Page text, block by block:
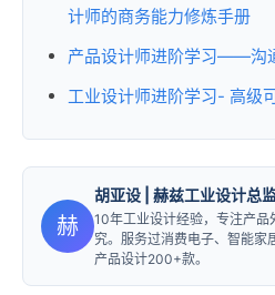
计师的商务能力修炼手册
产品设计师进阶学习——沟
工业设计师进阶学习- 高级
赫
胡亚设 | 赫兹工业设计总
10年工业设计经验，专注产
究。服务过消费电子、智能家
产品设计200+款。